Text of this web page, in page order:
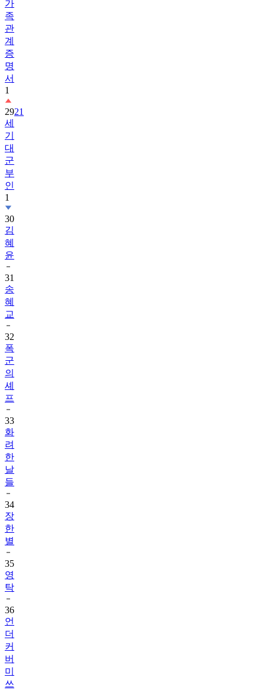
가
족
관
계
증
명
서
1
2921
세
기
대
군
부
인
1
30
김
혜
윤
31
송
혜
교
32
폭
군
의
셰
프
33
화
려
한
날
들
34
장
한
별
35
영
탁
36
언
더
커
버
미
쓰